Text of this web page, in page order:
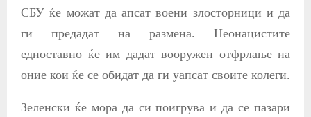
СБУ ќе можат да апсат воени злосторници и да
ги предадат на размена. Неонацистите
едноставно ќе им дадат вооружен отфрлање на
оние кои ќе се обидат да ги уапсат своите колеги.
Зеленски ќе мора да си поигрува и да се пазари